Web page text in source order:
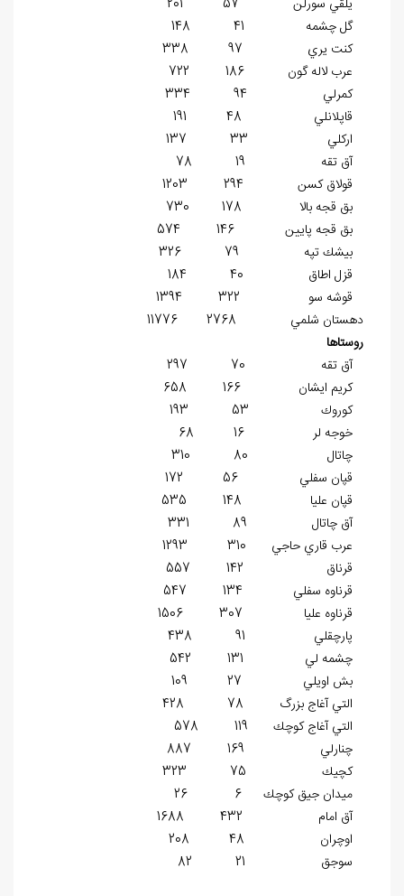
يلقي سورلن 57 201
گل چشمه 41 148
كنت يري 97 338
عرب لاله گون 186 722
كمرلي 94 334
قاپلانلي 48 191
اركلي 33 137
آق تقه 19 78
قولاق كسن 294 1203
بق قجه بالا 178 730
بق قجه پايين 146 574
بيشك تپه 79 326
قزل اطاق 40 184
قوشه سو 322 1394
دهستان ‏شلمي 2768 11776
روستاها
آق تقه 70 297
كريم ايشان 166 658
كوروك 53 193
خوجه لر 16 68
چاتال 80 310
قپان سفلي 56 172
قپان عليا 148 535
آق چاتال 89 331
عرب قاري حاجي 310 1293
قرناق 142 557
قرناوه سفلي 134 547
قرناوه عليا 307 1506
پارچقلي 91 438
چشمه لي 131 542
بش اويلي 27 109
التي آغاج بزرگ 78 428
التي آغاج كوچك 119 578
چنارلي 169 887
كچيك 75 323
ميدان جيق كوچك 6 26
آق امام 432 1688
اوچران 48 208
سوجق 21 82